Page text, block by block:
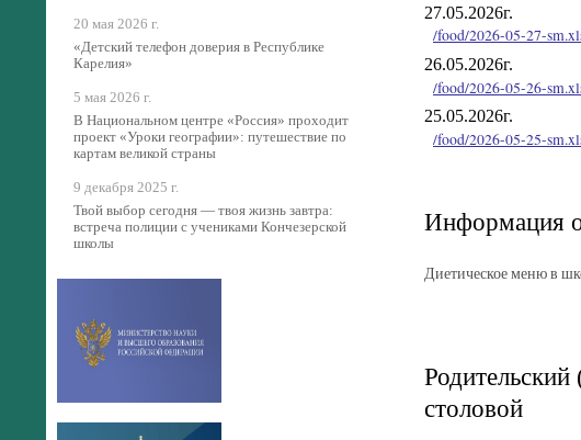
20 мая 2026 г.
«Детский телефон доверия в Республике
Карелия»
5 мая 2026 г.
В Национальном центре «Россия» проходит
проект «Уроки географии»: путешествие по
картам великой страны
9 декабря 2025 г.
Твой выбор сегодня — твоя жизнь завтра:
встреча полиции с учениками Кончезерской
школы
27.05.2026г.
/food/2026-05-27-
26.05.2026г.
/food/2026-05-26-
25.05.2026г.
/food/2026-05-25-
Информация о
Диетическое меню в
столовой